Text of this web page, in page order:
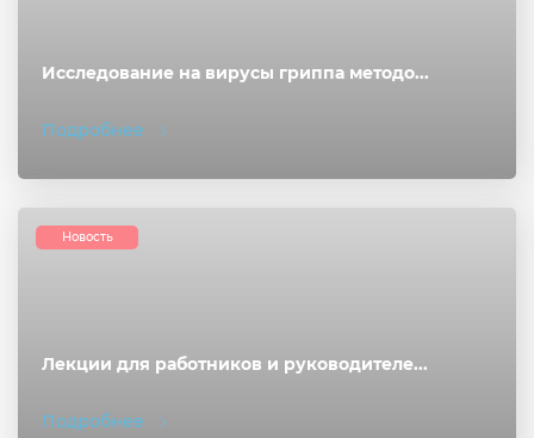
Исследование на вирусы гриппа методо...
Подробнее
Лекции для работников и руководителе...
Подробнее
Новость